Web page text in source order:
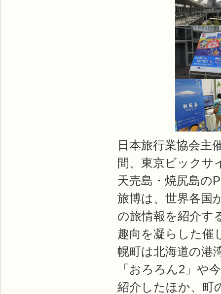
日本旅行業協会主
間、東京ビックサ
天売島・焼尻島の
旅博は、世界各国
の旅情報を紹介す
趣向を凝らした催
幌町は北海道の港
「おろろん2」や
紹介したほか、町